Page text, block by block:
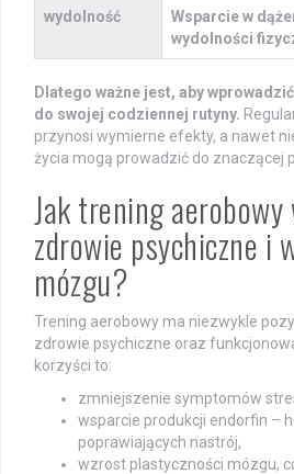
wydolność
Wsparcie w
wydolności
Dlatego ważne jest, aby
do swojej codziennej rutyny.
przynosi wymierne efekty, a nawet
życia mogą prowadzić do znaczącej
Jak trening aerobowy
zdrowie psychiczne i
mózgu?
Trening aerobowy ma niezwykle
zdrowie psychiczne oraz
korzyści to:
zmniejszenie symptomów
wsparcie produkcji endorfin –
poprawiających nastrój,
wzrost plastyczności mózgu,